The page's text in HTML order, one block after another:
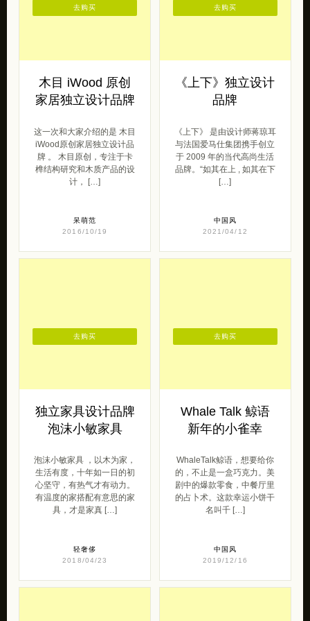
木目 iWood 原创
家居独立设计品牌
这一次和大家介绍的是 木目
iWood原创家居独立设计品
牌 。 木目原创，专注于卡
榫结构研究和木质产品的设
计， […]
呆萌范
2016/10/19
去购买
《上下》独立设计
品牌
《上下》 是由设计师蒋琼耳
与法国爱马仕集团携手创立
于 2009 年的当代高尚生活
品牌。“如其在上 , 如其在下
[…]
中国风
2021/04/12
去购买
独立家具设计品牌
泡沫小敏家具
泡沫小敏家具 ，以木为家，
生活有度，十年如一日的初
心坚守，有热气才有动力。
有温度的家搭配有意思的家
具，才是家真 […]
轻奢侈
2018/04/23
去购买
Whale Talk 鲸语
新年的小雀幸
WhaleTalk鲸语，想要给你
的，不止是一盒巧克力。美
剧中的爆款零食，中餐厅里
的占卜术。这款幸运小饼干
名叫千 […]
中国风
2019/12/16
去购买